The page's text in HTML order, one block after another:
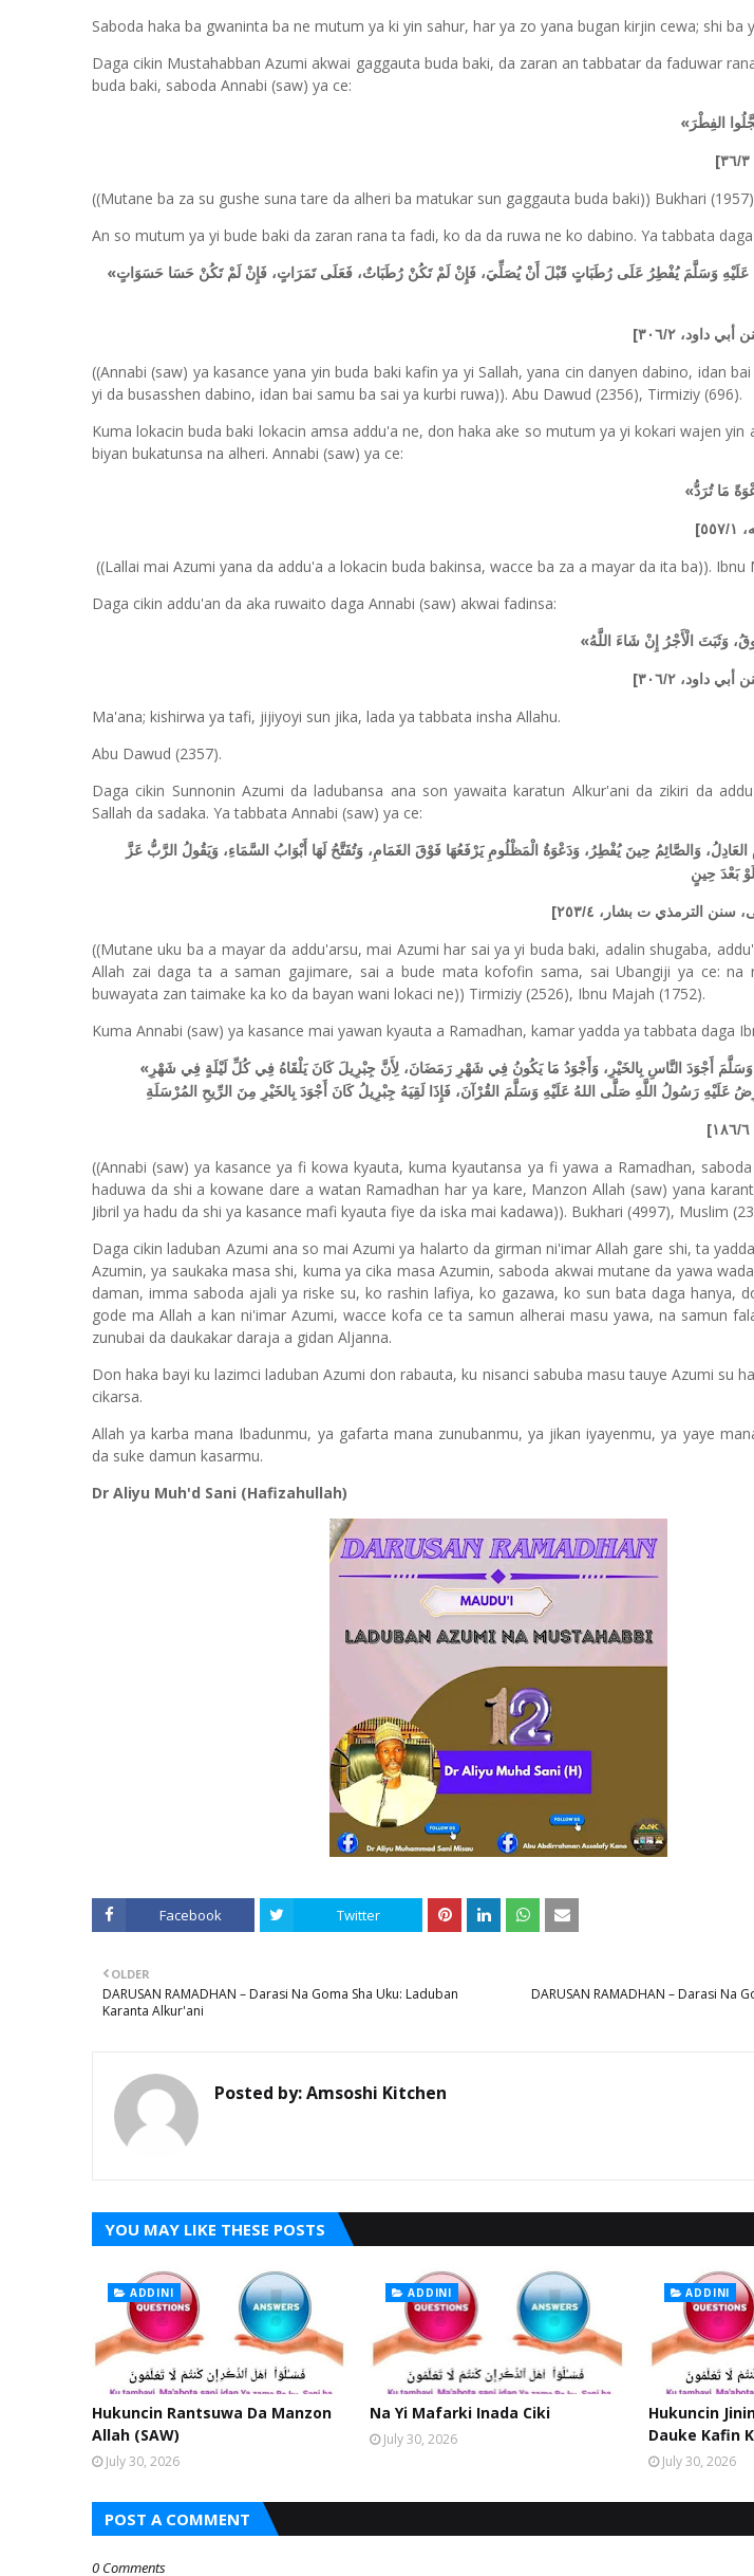
Saboda haka ba gwaninta ba ne mutum ya ki yin sahur, har ya zo yana bugan kirjin cewa; shi ba
Daga cikin Mustahabban Azumi akwai gaggauta buda baki, da zaran an tabbatar da faduwar
buda baki, saboda Annabi (saw) ya ce:
«الفِطْرَ
[
((Mutane ba za su gushe suna tare da alheri ba matukar sun gaggauta buda baki)) Bukhari
An so mutum ya yi bude baki da zaran rana ta fadi, ko da da ruwa ne ko dabino. Ya tabbata
«عَلَيْهِ وَسَلَّمَ يُفْطِرُ عَلَى رُطَبَاتٍ قَبْلَ أَنْ يُصَلِّيَ، فَإِنْ لَمْ تَكُنْ رُطَبَاتٌ، فَعَلَى تَمَرَاتٍ، فَإِنْ لَمْ تَكُنْ حَسَا حَسَوَاتٍ
[
داود، ٣٠٦/٢
((Annabi (saw) ya kasance yana yin buda baki kafin ya yi Sallah, yana cin danyen dabino, idan
yi da busasshen dabino, idan bai samu ba sai ya kurbi ruwa)). Abu Dawud (2356), Tirmiziy (696).
Kuma lokacin buda baki lokacin amsa addu'a ne, don haka ake so mutum ya yi kokari wajen yin
biyan bukatunsa na alheri. Annabi (saw) ya ce:
«مَا تُرَدُّ
[
١
((Lallai mai Azumi yana da addu'a a lokacin buda bakinsa, wacce ba za a mayar da ita ba)). Ibnu
Daga cikin addu'an da aka ruwaito daga Annabi (saw) akwai fadinsa:
«وَثَبَتَ الْأَجْرُ إِنْ شَاءَ اللَّهُ
[
داود، ٣٠٦/٢
Ma'ana; kishirwa ya tafi, jijiyoyi sun jika, lada ya tabbata insha Allahu.
Abu Dawud (2357).
Daga cikin Sunnonin Azumi da ladubansa ana son yawaita karatun Alkur'ani da zikiri da
Sallah da sadaka. Ya tabbata Annabi (saw) ya ce:
العَادِلُ، وَالصَّائِمُ حِينَ يُفْطِرُ، وَدَعْوَةُ الْمَظْلُومِ يَرْفَعُهَا فَوْقَ الغَمَامِ، وَتُفَتَّحُ لَهَا أَبْوَابُ السَّمَاءِ، وَيَقُولُ الرَّبُّ عَزَّ
بَعْدَ حِينٍ
[
الترمذي ت بشار، ٢٥٣/٤
((Mutane uku ba a mayar da addu'arsu, mai Azumi har sai ya yi buda baki, adalin shugaba,
Allah zai daga ta a saman gajimare, sai a bude mata kofofin sama, sai Ubangiji ya ce: na
buwayata zan taimake ka ko da bayan wani lokaci ne)) Tirmiziy (2526), Ibnu Majah (1752).
Kuma Annabi (saw) ya kasance mai yawan kyauta a Ramadhan, kamar yadda ya tabbata daga
« وَسَلَّمَ أَجْوَدَ النَّاسِ بِالخَيْرِ، وَأَجْوَدُ مَا يَكُونُ فِي شَهْرِ رَمَضَانَ، لِأَنَّ جِبْرِيلَ كَانَ يَلْقَاهُ فِي كُلِّ لَيْلَةٍ فِي شَهْرِ
رَسُولُ اللَّهِ صَلَّى اللهُ عَلَيْهِ وَسَلَّمَ القُرْآنَ، فَإِذَا لَقِيَهُ جِبْرِيلُ كَانَ أَجْوَدَ بِالخَيْرِ مِنَ الرِّيحِ المُرْسَلَةِ
[
((Annabi (saw) ya kasance ya fi kowa kyauta, kuma kyautansa ya fi yawa a Ramadhan, saboda
haduwa da shi a kowane dare a watan Ramadhan har ya kare, Manzon Allah (saw) yana
Jibril ya hadu da shi ya kasance mafi kyauta fiye da iska mai kadawa)). Bukhari (4997), Muslim
Daga cikin laduban Azumi ana so mai Azumi ya halarto da girman ni'imar Allah gare shi, ta
Azumin, ya saukaka masa shi, kuma ya cika masa Azumin, saboda akwai mutane da yawa
daman, imma saboda ajali ya riske su, ko rashin lafiya, ko gazawa, ko sun bata daga hanya,
gode ma Allah a kan ni'imar Azumi, wacce kofa ce ta samun alherai masu yawa, na samun
zunubai da daukakar daraja a gidan Aljanna.
Don haka bayi ku lazimci laduban Azumi don rabauta, ku nisanci sabuba masu tauye Azumi su
cikarsa.
Allah ya karba mana Ibadunmu, ya gafarta mana zunubanmu, ya jikan iyayenmu, ya yaye
da suke damun kasarmu.
Dr Aliyu Muh'd Sani (Hafizahullah)
Facebook Twitter
DARUSAN RAMADHAN – Darasi Na
OLDER
DARUSAN RAMADHAN – Darasi Na Goma Sha Uku: Laduban
Karanta Alkur'ani
Posted by:Amsoshi Kitchen
YOU MAY LIKE THESE POSTS
ADDINI
Hukuncin Rantsuwa Da Manzon
Allah (SAW)
July 30, 2026
ADDINI
Na Yi Mafarki Inada Ciki
July 30, 2026
ADDINI
Hukuncin
Dauke Kafin
July 30, 2026
POST A COMMENT
0 Comments